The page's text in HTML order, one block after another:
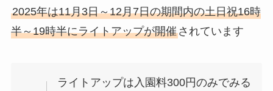
2025年は11月3日～12月7日の期間内の土日祝16時
半～19時半にライトアップが開催されています
ライトアップは入園料300円のみでみる